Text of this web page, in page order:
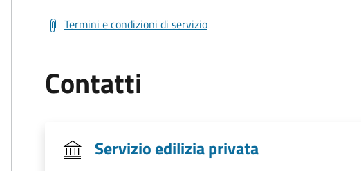
Termini e condizioni di servizio
Contatti
Servizio edilizia privata